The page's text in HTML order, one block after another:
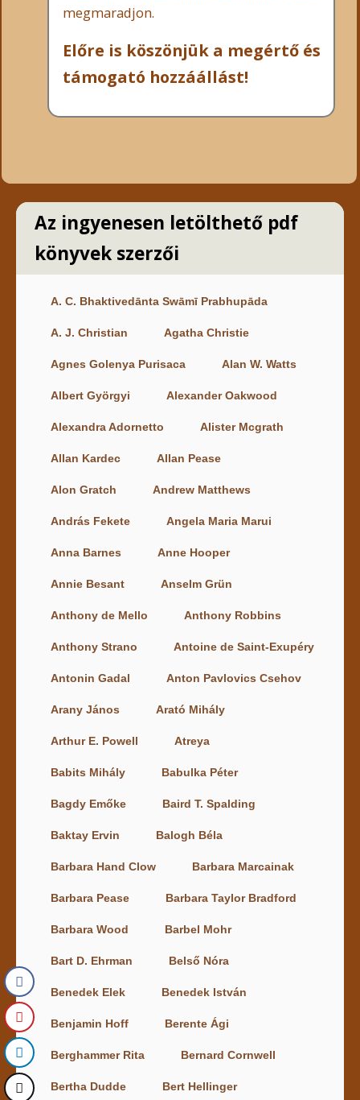
megmaradjon.
Előre is köszönjük a megértő és
támogató hozzáállást!
Az ingyenesen letölthető pdf
könyvek szerzői
A. C. Bhaktivedānta Swāmī Prabhupāda
A. J. Christian Agatha Christie
Agnes Golenya Purisaca Alan W. Watts
Albert Györgyi Alexander Oakwood
Alexandra Adornetto Alister Mcgrath
Allan Kardec Allan Pease
Alon Gratch Andrew Matthews
András Fekete Angela Maria Marui
Anna Barnes Anne Hooper
Annie Besant Anselm Grün
Anthony de Mello Anthony Robbins
Anthony Strano Antoine de Saint-Exupéry
Antonin Gadal Anton Pavlovics Csehov
Arany János Arató Mihály
Arthur E. Powell Atreya
Babits Mihály Babulka Péter
Bagdy Emőke Baird T. Spalding
Baktay Ervin Balogh Béla
Barbara Hand Clow Barbara Marcainak
Barbara Pease Barbara Taylor Bradford
Barbara Wood Barbel Mohr
Bart D. Ehrman Belső Nóra
Benedek Elek Benedek István
Benjamin Hoff Berente Ági
Berghammer Rita Bernard Cornwell
Bertha Dudde Bert Hellinger